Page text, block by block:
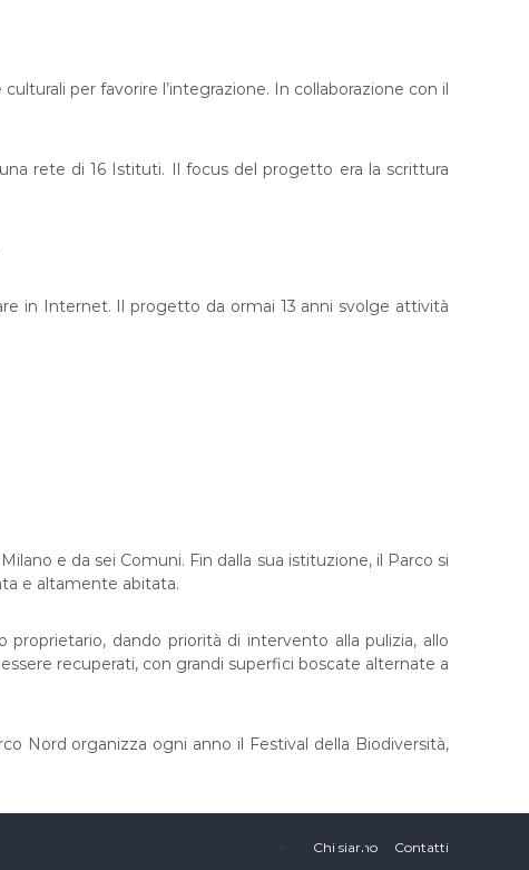
per favorire l’integrazione. In collaborazione con il
rete di 16 Istituti. Il focus del progetto era la scrittura
in Internet. Il progetto da ormai 13 anni svolge attività
e da sei Comuni. Fin dalla sua istituzione, il Parco si
e altamente abitata.
dando priorità di intervento alla pulizia, allo
recuperati, con grandi superfici boscate alternate a
Nord organizza ogni anno il Festival della Biodiversità,
Chi siamo Contatti